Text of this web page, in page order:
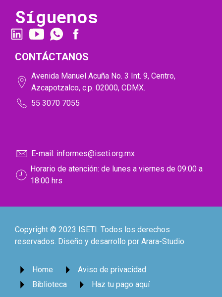
Síguenos
CONTÁCTANOS
Avenida Manuel Acuña No. 3 Int. 9, Centro,
Azcapotzalco, c.p. 02000, CDMX.
55 3070 7055
E-mail: informes@iseti.org.mx
Horario de atención: de lunes a viernes de 09:00 a
18:00 hrs
Copyright © 2023 ISETI. Todos los derechos
reservados. Diseño y desarrollo por Arara-Studio
Home
Aviso de privacidad
Biblioteca
Haz tu pago aquí